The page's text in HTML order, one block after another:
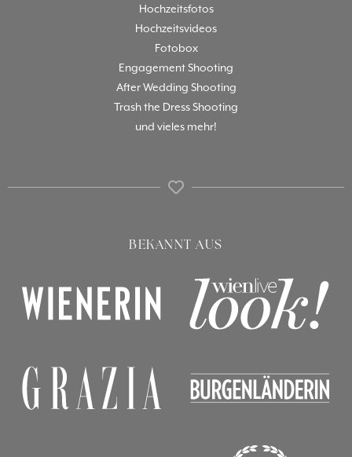
Hochzeitsfotos
Hochzeitsvideos
Fotobox
Engagement Shooting
After Wedding Shooting
Trash the Dress Shooting
und vieles mehr!
BEKANNT AUS